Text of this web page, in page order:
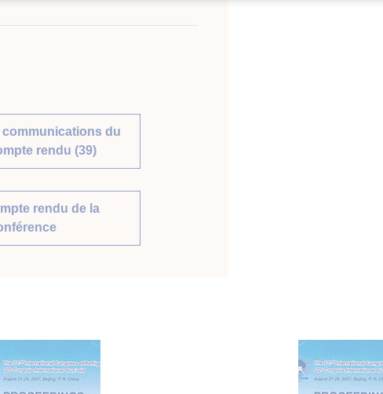
du
rendu (39)
rendu de la